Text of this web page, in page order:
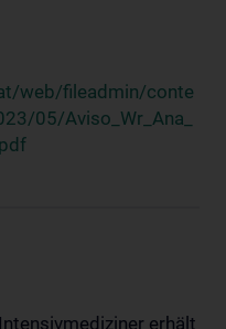
web/fileadmin/conte
05/Aviso_Wr_Ana_
erhält